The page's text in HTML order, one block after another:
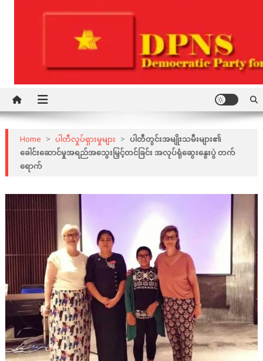
DPNS
Home > ပါတီလှုပ်ရှားမှုများ > ပါတီတွင်းအမျိုးသမီးများ၏
ခေါင်းဆောင်မှုအရည်အသွေးမြှင့်တင်ခြင်း အလုပ်ရုံဆွေးနွေးပွဲ တက်
ရောက်